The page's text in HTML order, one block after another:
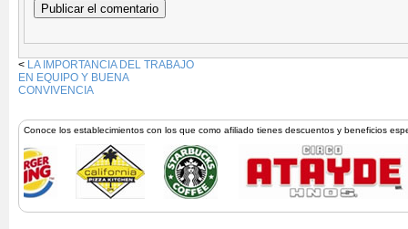
< LA IMPORTANCIA DEL TRABAJO
EN EQUIPO Y BUENA
CONVIVENCIA
Conoce los establecimientos con los que como afiliado tienes descuentos y beneficios